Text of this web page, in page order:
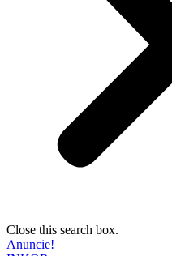
Close this search box.
Anuncie!